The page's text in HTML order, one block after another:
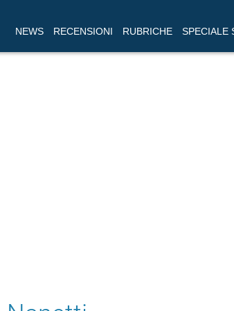
NEWS RECENSIONI RUBRICHE SPECIALE